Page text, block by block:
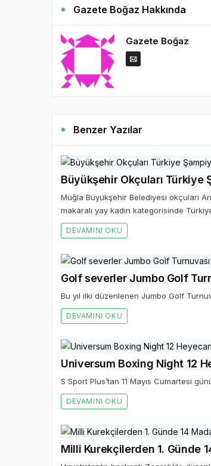
Gazete Boğaz Hakkında
Gazete Boğaz
Benzer Yazılar
Büyükşehir Okçuları Türkiye
Muğla Büyükşehir Belediyesi okçuları
makaralı yay kadın kategorisinde
DEVAMINI OKU
Golf severler Jumbo Golf
Bu yıl ilki düzenlenen Jumbo Golf
DEVAMINI OKU
Universum Boxing Night 12
S Sport Plus’tan 11 Mayıs Cumartesi
DEVAMINI OKU
Milli Kurekçilerden 1. Günde